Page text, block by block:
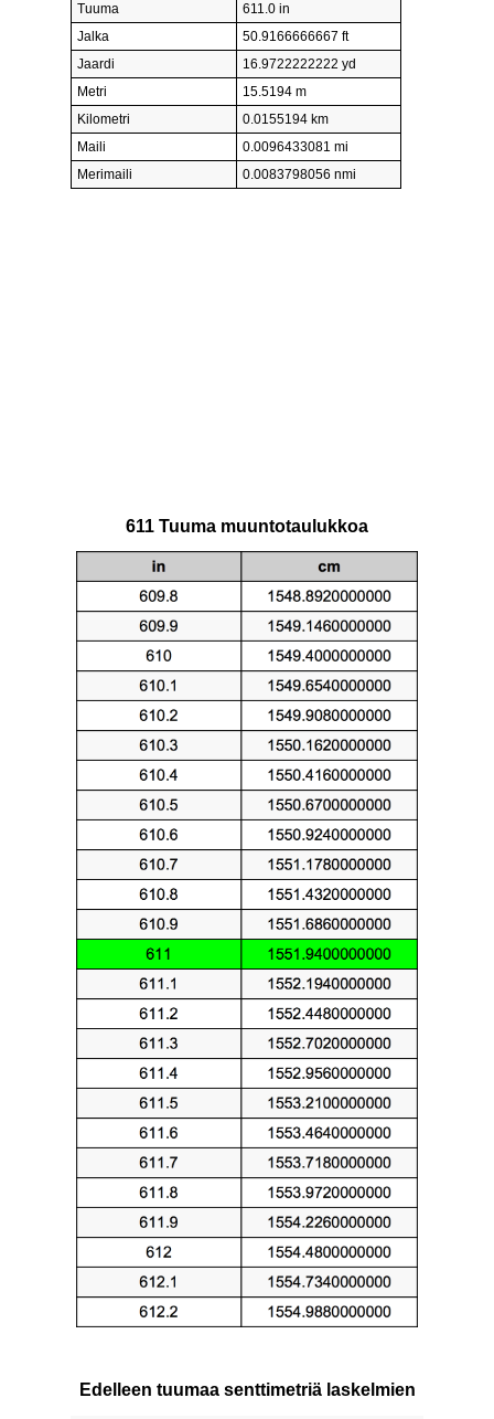
Tuuma
611.0 in
Jalka
50.9166666667 ft
Jaardi
16.9722222222 yd
Metri
15.5194 m
Kilometri
0.0155194 km
Maili
0.0096433081 mi
Merimaili
0.0083798056 nmi
611 Tuuma muuntotaulukkoa
Edelleen tuumaa senttimetriä laskelmien